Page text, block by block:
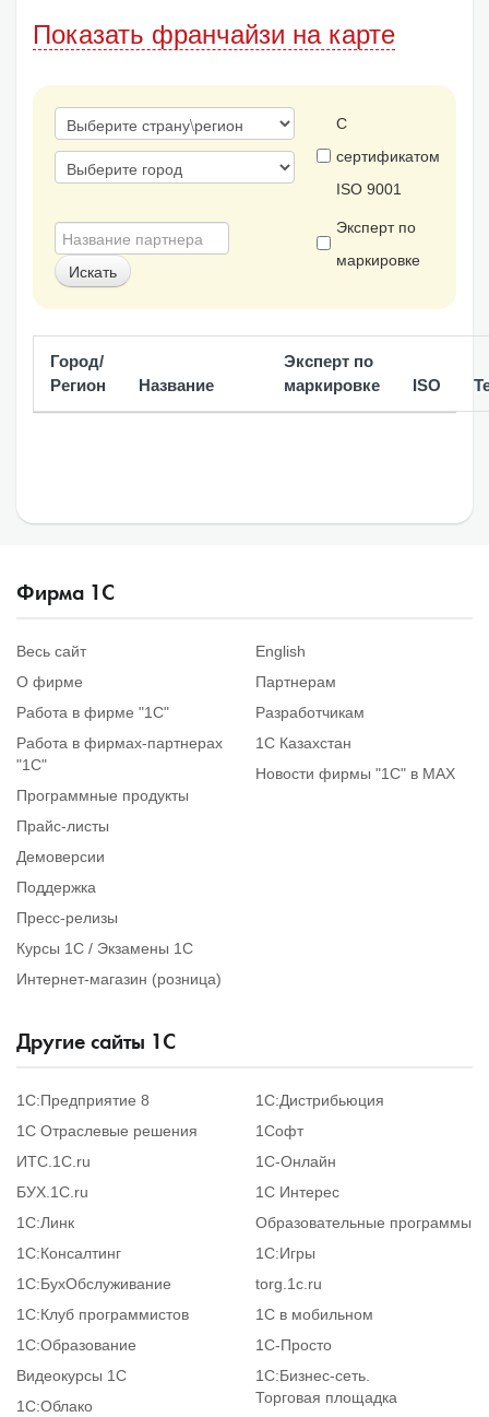
Показать франчайзи на карте
С
сертификатом
ISO 9001
Эксперт по
маркировке
Город/
Регион
Название
Эксперт по
маркировке
ISO
Фирма 1С
Весь сайт
О фирме
Работа в фирме "1С"
Работа в фирмах-партнерах
"1С"
Программные продукты
Прайс-листы
Демоверсии
Поддержка
Пресс-релизы
Курсы 1С / Экзамены 1С
Интернет-магазин (розница)
English
Партнерам
Разработчикам
1С Казахстан
Новости фирмы "1С" в MAX
Другие сайты 1С
1С:Предприятие 8
1С Отраслевые решения
ИТС.1C.ru
БУХ.1С.ru
1С:Линк
1С:Консалтинг
1С:БухОбслуживание
1С:Клуб программистов
1С:Образование
Видеокурсы 1С
1С:Облако
1С:Дистрибьюция
1Софт
1С-Онлайн
1С Интерес
Образовательные программы
1С:Игры
torg.1c.ru
1С в мобильном
1C-Просто
1С:Бизнес-сеть.
Торговая площадка